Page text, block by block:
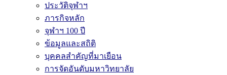
ประวัติจุฬาฯ
ภารกิจหลัก
จุฬาฯ 100 ปี
ข้อมูลและสถิติ
บุคคลสำคัญที่มาเยือน
การจัดอันดับมหาวิทยาลัย